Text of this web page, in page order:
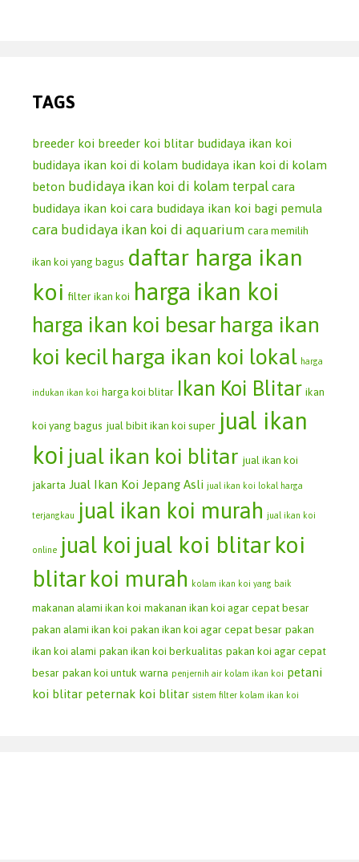
TAGS
breeder koi breeder koi blitar budidaya ikan koi
budidaya ikan koi di kolam budidaya ikan koi di kolam
beton budidaya ikan koi di kolam terpal cara
budidaya ikan koi cara budidaya ikan koi bagi pemula
cara budidaya ikan koi di aquarium cara memilih
ikan koi yang bagus daftar harga ikan
koi filter ikan koi harga ikan koi
harga ikan koi besar harga ikan
koi kecilharga ikan koi lokal harga
indukan ikan koi harga koi blitar Ikan Koi Blitar ikan
koi yang bagus jual bibit ikan koi super jual ikan
koi jual ikan koi blitar jual ikan koi
jakarta Jual Ikan Koi Jepang Asli jual ikan koi lokal harga
terjangkau jual ikan koi murah jual ikan koi
online jual koi jual koi blitar koi
blitar koi murah kolam ikan koi yang baik
makanan alami ikan koi makanan ikan koi agar cepat besar
pakan alami ikan koi pakan ikan koi agar cepat besar pakan
ikan koi alami pakan ikan koi berkualitas pakan koi agar cepat
besar pakan koi untuk warna penjernih air kolam ikan koi petani
koi blitar peternak koi blitar sistem filter kolam ikan koi